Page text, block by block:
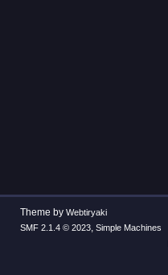
Theme by Webtiryaki
SMF 2.1.4 © 2023, Simple Machines